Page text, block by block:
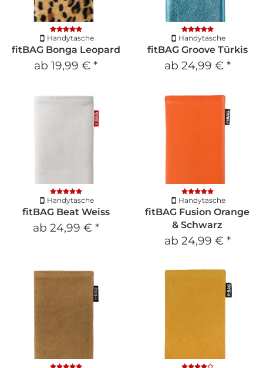
Handytasche
fitBAG Bonga Leopard
ab 19,99 € *
Handytasche
fitBAG Groove Türkis
ab 24,99 € *
Handytasche
fitBAG Beat Weiss
ab 24,99 € *
Handytasche
fitBAG Fusion Orange
& Schwarz
ab 24,99 € *